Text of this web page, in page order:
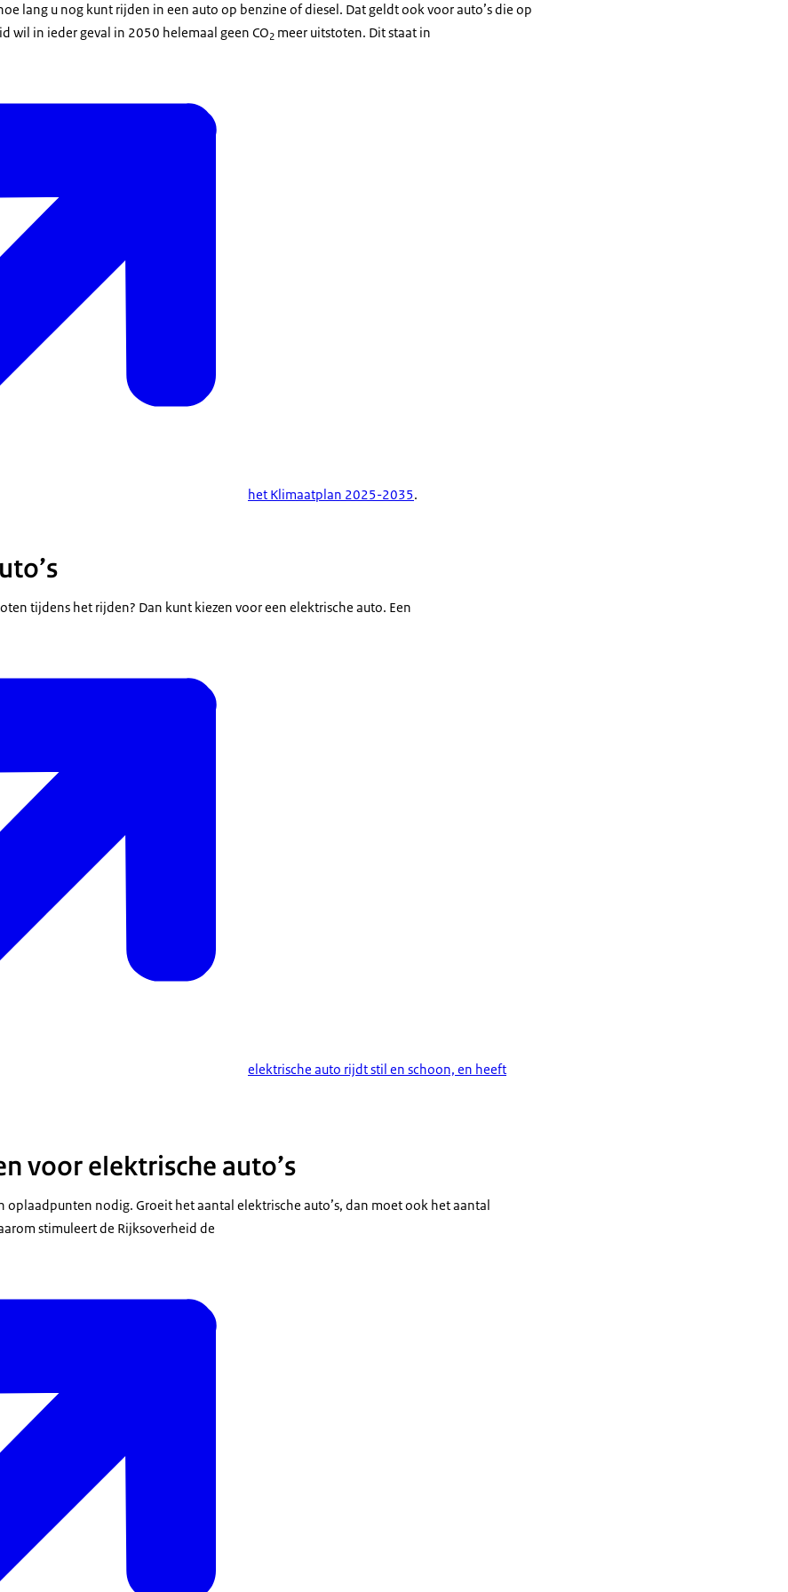
lang u nog kunt rijden in een auto op benzine of diesel. Dat geldt ook voor auto’s die op
wil in ieder geval in 2050 helemaal geen CO2 meer uitstoten. Dit staat in
het Klimaatplan 2025-2035.
tijdens het rijden? Dan kunt kiezen voor een elektrische auto. Een
elektrische auto rijdt stil en schoon, en heeft
voor elektrische auto’s
oplaadpunten nodig. Groeit het aantal elektrische auto’s, dan moet ook het aantal
stimuleert de Rijksoverheid de